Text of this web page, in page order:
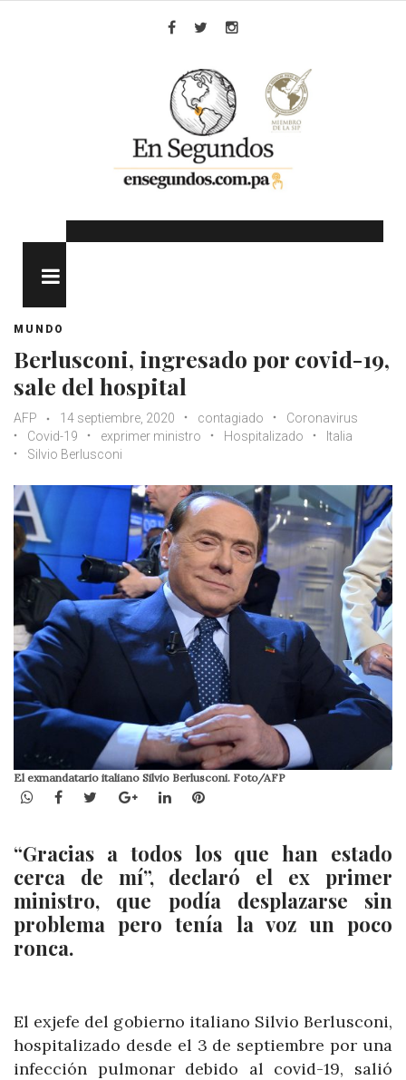
MUNDO
Berlusconi, ingresado por covid-19,
sale del hospital
AFP 14 septiembre, 2020 contagiado
Coronavirus
Covid-19
exprimer ministro Hospitalizado
Italia
Silvio Berlusconi
El exmandatario italiano Silvio Berlusconi. Foto/AFP
WhatsApp
Facebook
TwitterGoogle+LinkedInPinterest
“Gracias a todos los que han estado
cerca de mí”, declaró el ex primer
ministro, que podía desplazarse sin
problema pero tenía la voz un poco
ronca.
El exjefe del gobierno italiano Silvio Berlusconi,
hospitalizado desde el 3 de septiembre por una
infección pulmonar debido al covid-19, salió